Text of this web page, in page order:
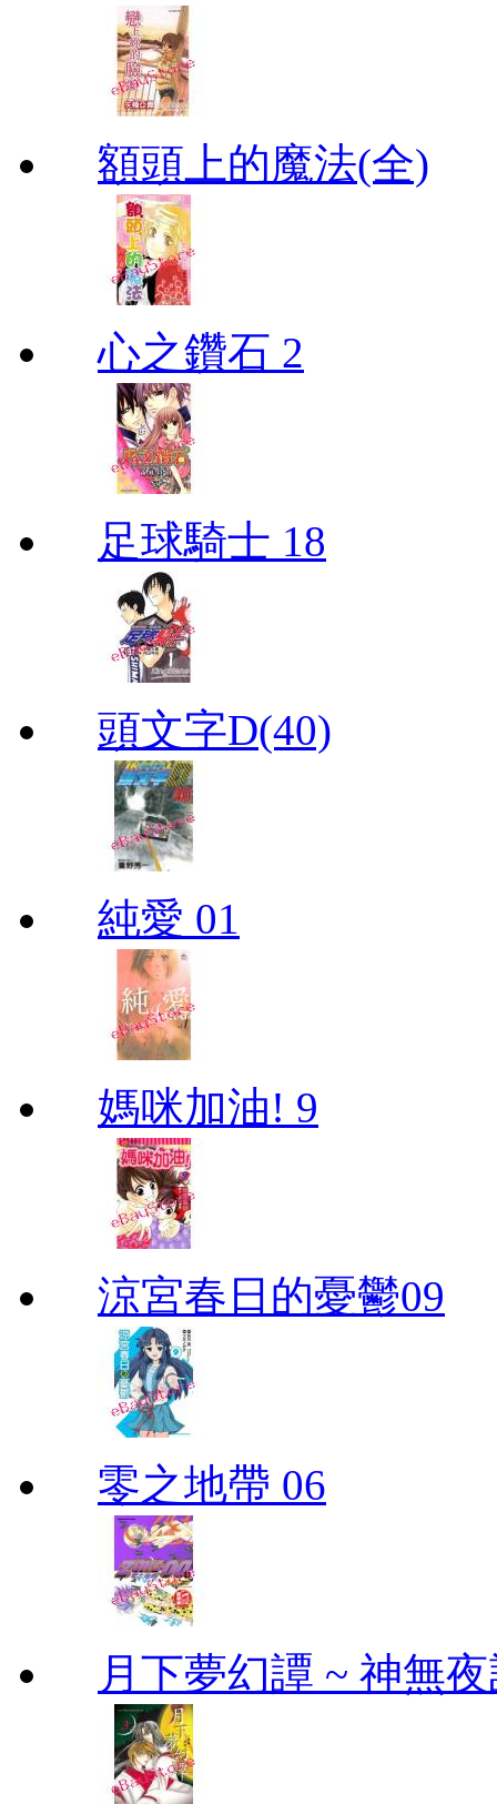
額頭上的魔法(全)
心之鑽石 2
足球騎士 18
頭文字D(40)
純愛 01
媽咪加油! 9
涼宮春日的憂鬱09
零之地帶 06
月下夢幻譚 ~ 神無